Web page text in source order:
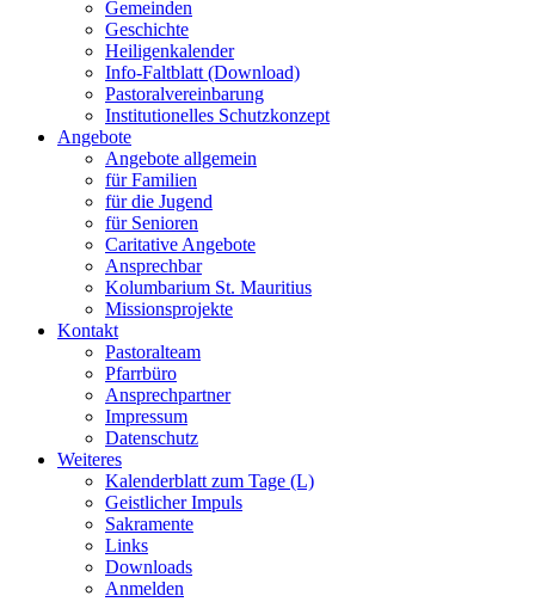
Gemeinden
Geschichte
Heiligenkalender
Info-Faltblatt (Download)
Pastoralvereinbarung
Institutionelles Schutzkonzept
Angebote
Angebote allgemein
für Familien
für die Jugend
für Senioren
Caritative Angebote
Ansprechbar
Kolumbarium St. Mauritius
Missionsprojekte
Kontakt
Pastoralteam
Pfarrbüro
Ansprechpartner
Impressum
Datenschutz
Weiteres
Kalenderblatt zum Tage (L)
Geistlicher Impuls
Sakramente
Links
Downloads
Anmelden